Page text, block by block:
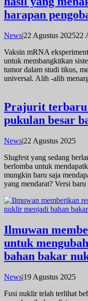
harapan
News|22 Agustus 202522
Vaksin mRNA
untuk membangkitkan
tumor dalam studi tikus,
universal. Alih -alih
Prajurit terbaru
pukulan besar
News|22 Agustus 2025oleh
Slugfest yang sedang
berlomba untuk
mungkin baru saja
yang mendarat? Versi
Ilmuwan
untuk
bahan bakar
News|19 Agustus 2025oleh
Fusi nuklir telah terlihat